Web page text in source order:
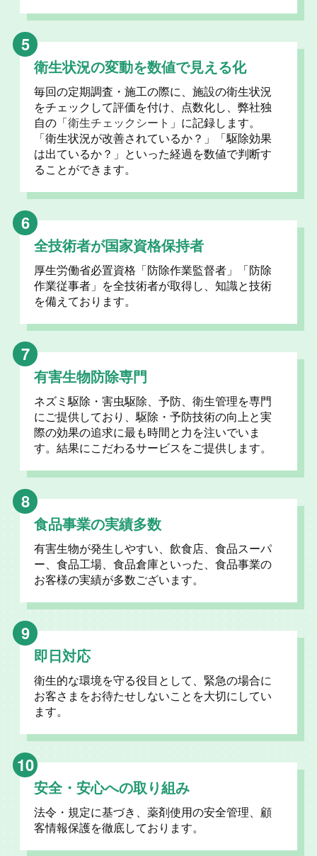
5
衛生状況の変動を数値で見える化
毎回の定期調査・施工の際に、施設の衛生状況
をチェックして評価を付け、点数化し、弊社独
自の「衛生チェックシート 」に記録します。
「衛生状況が改善されているか？」「駆除効果
は出ているか？」といった経過を数値で判断す
ることができます。
6
全技術者が国家資格保持者
厚生労働省必置資格「防除作業監督者」「防除
作業従事者」を全技術者が取得し、知識と技術
を備えております。
7
有害生物防除専門
ネズミ駆除・害虫駆除、予防、衛生管理を専門
にご提供しており、駆除・予防技術の向上と実
際の効果の追求に最も時間と力を注いでいま
す。結果にこだわるサービスをご提供します。
8
食品事業の実績多数
有害生物が発生しやすい、飲食店、食品スーパ
ー、食品工場、食品倉庫といった、食品事業の
お客様の実績が多数ございます。
9
即日対応
衛生的な環境を守る役目として、緊急の場合に
お客さまをお待たせしないことを大切にしてい
ます。
10
安全・安心への取り組み
法令・規定に基づき、薬剤使用の安全管理、顧
客情報保護を徹底しております。